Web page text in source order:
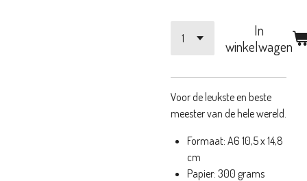
In
winkelwagen
Voor de leukste en beste
meester van de hele wereld.
Formaat: A6 10,5 x 14,8
cm
Papier: 300 grams